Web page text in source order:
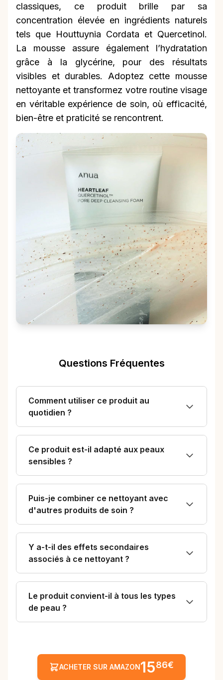
classiques, ce produit brille par sa
concentration élevée en ingrédients naturels
tels que Houttuynia Cordata et Quercetinol.
La mousse assure également l’hydratation
grâce à la glycérine, pour des résultats
visibles et durables. Adoptez cette mousse
nettoyante et transformez votre routine visage
en véritable expérience de soin, où efficacité,
bien-être et praticité se rencontrent.
Questions Fréquentes
Comment utiliser ce produit au
quotidien ?
Ce produit est-il adapté aux peaux
sensibles ?
Puis-je combiner ce nettoyant avec
d'autres produits de soin ?
Y a-t-il des effets secondaires
associés à ce nettoyant ?
Le produit convient-il à tous les types
de peau ?
ACHETER SUR AMAZON1586€